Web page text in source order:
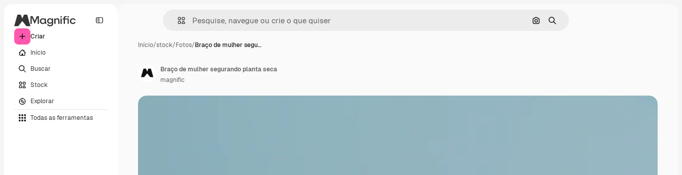
Criar
Início
Buscar
Stock
Explorar
Todas as ferramentas
Pesquisar por imagem
Buscar
Início/stock/Fotos/Braço de mulher segu…
Braço de mulher segurando planta seca
magnific